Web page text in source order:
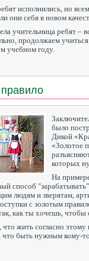
исполнились, но
они себя в новом
учительница ребят –
продолжаем
учебном году.
было
Дикой
«Золотое
которых
На
способ
людям и зверятам,
с золотым
как ты хочешь, чтобы
что жить согласно
что быть нужным кому-